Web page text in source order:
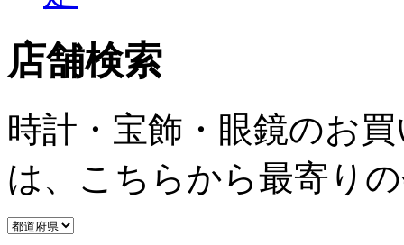
店舗検索
時計・宝飾・眼鏡のお
は、こちらから最寄り